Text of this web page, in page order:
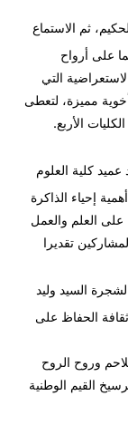
ثم الاستماع
على أرواح
التي
مميزة، لتعطى
الأربع.
عميد كلية العلوم
إحياء الذاكرة
على العلم والعمل
تقديرا
السيد وليد
الحفاظ على
وروح الروح
القيم الوطنية